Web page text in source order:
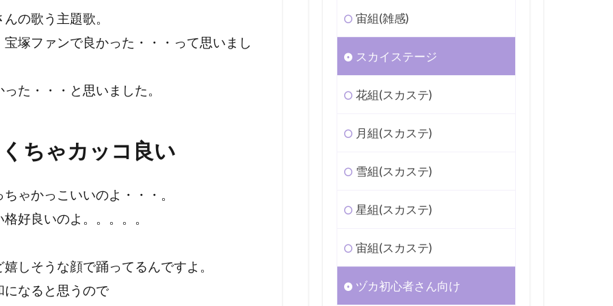
の歌う主題歌。
塚ファンで良かった・・・って思いまし
た・・・と思いました。
ちゃカッコ良い
ゃかっこいいのよ・・・。
好良いのよ。。。。。
しそうな顔で踊ってるんですよ。
なると思うので
宙組(雑感)
スカイステージ
花組(スカステ)
月組(スカステ)
雪組(スカステ)
星組(スカステ)
宙組(スカステ)
ヅカ初心者さん向け